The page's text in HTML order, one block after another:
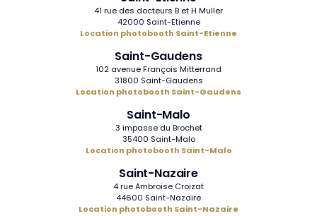
41 rue des docteurs B et H Muller
42000 Saint-Etienne
Location photobooth Saint-Etienne
Saint-Gaudens
102 avenue François Mitterrand
31800 Saint-Gaudens
Location photobooth Saint-Gaudens
Saint-Malo
3 impasse du Brochet
35400 Saint-Malo
Location photobooth Saint-Malo
Saint-Nazaire
4 rue Ambroise Croizat
44600 Saint-Nazaire
Location photobooth Saint-Nazaire